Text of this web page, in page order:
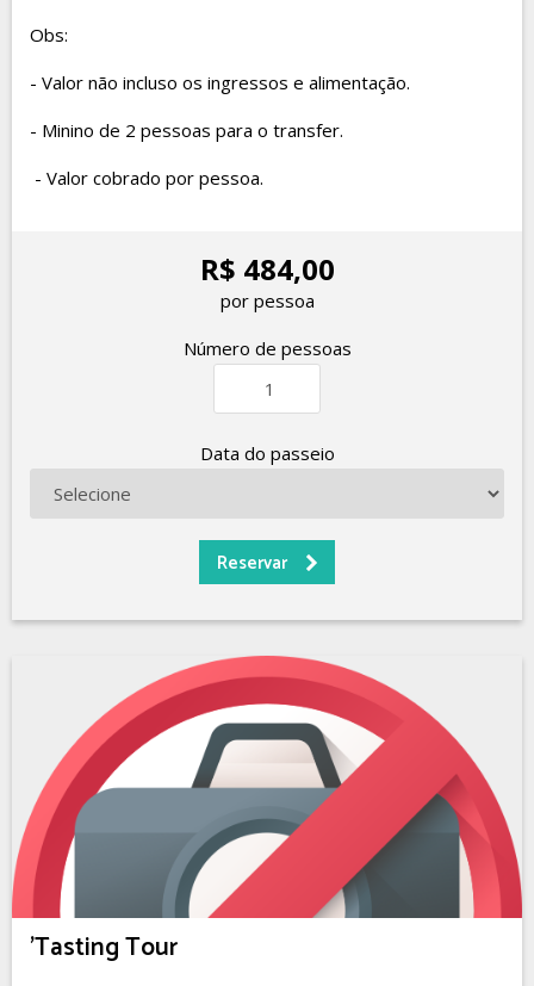
Obs:
- Valor não incluso os ingressos e alimentação.
- Minino de 2 pessoas para o transfer.
- Valor cobrado por pessoa.
R$ 484,00
por pessoa
Número de pessoas
Data do passeio
'Tasting Tour